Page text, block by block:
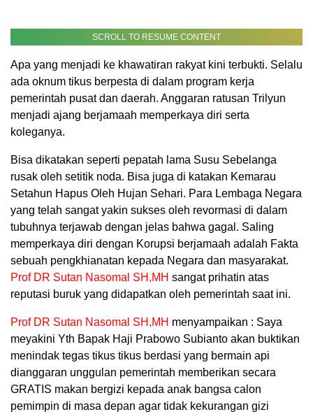
SCROLL TO RESUME CONTENT
Apa yang menjadi ke khawatiran rakyat kini terbukti. Selalu
ada oknum tikus berpesta di dalam program kerja
pemerintah pusat dan daerah. Anggaran ratusan Trilyun
menjadi ajang berjamaah memperkaya diri serta
koleganya.
Bisa dikatakan seperti pepatah lama Susu Sebelanga
rusak oleh setitik noda. Bisa juga di katakan Kemarau
Setahun Hapus Oleh Hujan Sehari. Para Lembaga Negara
yang telah sangat yakin sukses oleh revormasi di dalam
tubuhnya terjawab dengan jelas bahwa gagal. Saling
memperkaya diri dengan Korupsi berjamaah adalah Fakta
sebuah pengkhianatan kepada Negara dan masyarakat.
Prof DR Sutan Nasomal SH,MH sangat prihatin atas
reputasi buruk yang didapatkan oleh pemerintah saat ini.
Prof DR Sutan Nasomal SH,MH menyampaikan : Saya
meyakini Yth Bapak Haji Prabowo Subianto akan buktikan
menindak tegas tikus tikus berdasi yang bermain api
dianggaran unggulan pemerintah memberikan secara
GRATIS makan bergizi kepada anak bangsa calon
pemimpin di masa depan agar tidak kekurangan gizi